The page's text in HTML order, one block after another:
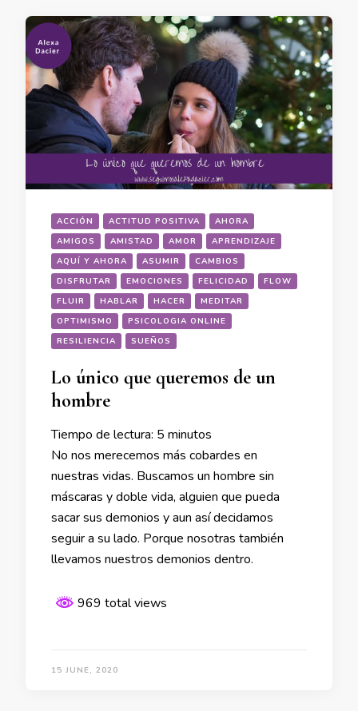
ACCIÓN ACTITUD POSITIVA
AHORA
AMIGOS
AMISTAD AMOR
APRENDIZAJE
AQUÍ Y AHORA
ASUMIR
CAMBIOS
DISFRUTAR
EMOCIONES FELICIDAD
FLOW
FLUIR
HABLAR HACER
MEDITAR
OPTIMISMO
PSICOLOGIA ONLINE
RESILIENCIA
SUEÑOS
Lo único que queremos de un
hombre
Tiempo de lectura: 5 minutos
No nos merecemos más cobardes en
nuestras vidas. Buscamos un hombre sin
máscaras y doble vida, alguien que pueda
sacar sus demonios y aun así decidamos
seguir a su lado. Porque nosotras también
llevamos nuestros demonios dentro.
969 total views
15 JUNE, 2020